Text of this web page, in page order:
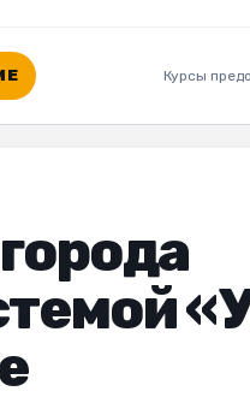
Курсы